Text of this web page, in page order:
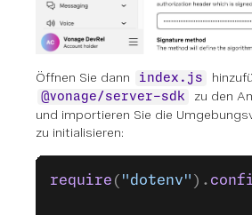
Öffnen Sie dann index.js
@vonage/server-sdk
zu den
und importieren Sie die
zu initialisieren:
require ( "dotenv" ).